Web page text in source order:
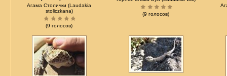
Агама Столички (Laudakia
stoliczkana)
(9 голосов)
(9 голосов)